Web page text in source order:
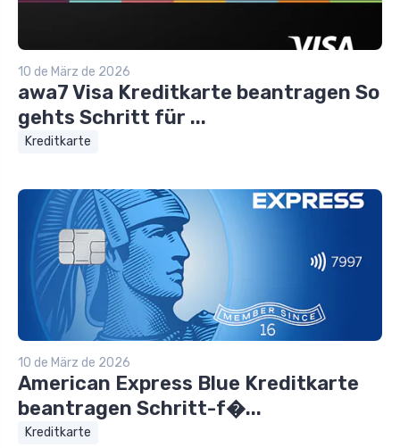
10 de März de 2026
awa7 Visa Kreditkarte beantragen So
gehts Schritt für ...
Kreditkarte
10 de März de 2026
American Express Blue Kreditkarte
beantragen Schritt-f�...
Kreditkarte